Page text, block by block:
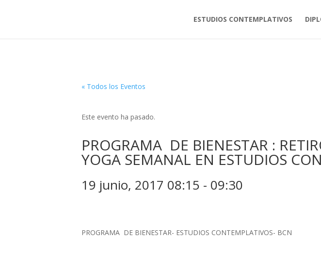
ESTUDIOS CONTEMPLATIVOS
« Todos los Eventos
Este evento ha pasado.
PROGRAMA DE BIENESTAR :
YOGA SEMANAL EN ESTUDIOS
19 junio, 2017 08:15 - 09:30
PROGRAMA DE BIENESTAR- ESTUDIOS CONTEMPLATIVOS- BCN